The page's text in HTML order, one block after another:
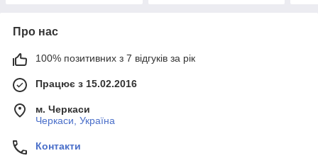
Про нас
100% позитивних з 7 відгуків за рік
Працює з 15.02.2016
м. Черкаси
Черкаси, Україна
Контакти